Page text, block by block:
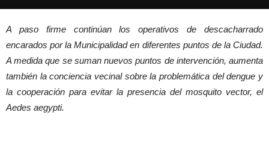
A paso firme continúan los operativos de descacharrado
encarados por la Municipalidad en diferentes puntos de la Ciudad.
A medida que se suman nuevos puntos de intervención, aumenta
también la conciencia vecinal sobre la problemática del dengue y
la cooperación para evitar la presencia del mosquito vector, el
Aedes aegypti.